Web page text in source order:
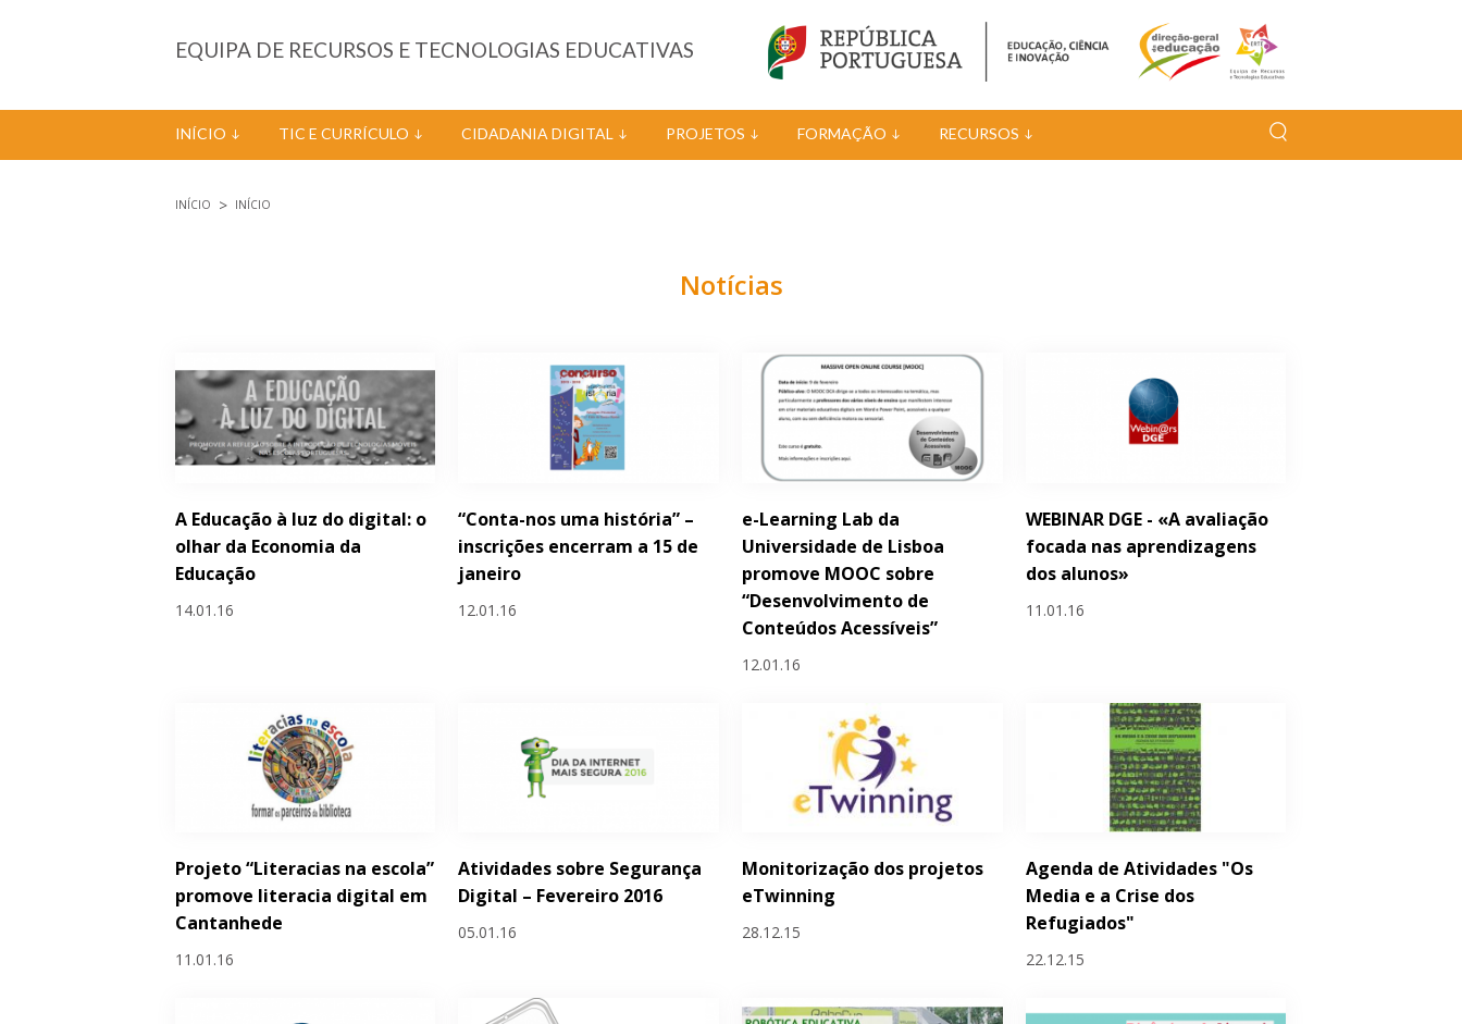
EQUIPA DE RECURSOS E TECNOLOGIAS EDUCATIVAS
INÍCIO TIC E CURRÍCULO CIDADANIA DIGITAL PROJETOS FORMAÇÃO RECURSOS
INÍCIO INÍCIO
Notícias
A Educação à luz do digital: o
olhar da Economia da
Educação
14.01.16
“Conta-nos uma história” –
inscrições encerram a 15 de
janeiro
12.01.16
e-Learning Lab da
Universidade de Lisboa
promove MOOC sobre
“Desenvolvimento de
Conteúdos Acessíveis”
12.01.16
WEBINAR DGE - «A avaliação
focada nas aprendizagens
dos alunos»
11.01.16
Projeto “Literacias na escola”
promove literacia digital em
Cantanhede
11.01.16
Atividades sobre Segurança
Digital – Fevereiro 2016
05.01.16
Monitorização dos projetos
eTwinning
28.12.15
Agenda de Atividades "Os
Media e a Crise dos
Refugiados"
22.12.15
Páginas